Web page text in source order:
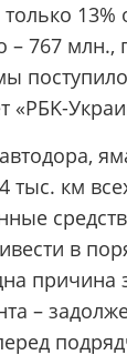
13%
– 767 млн.,
«РБK-
тыс. км
в
причина
–